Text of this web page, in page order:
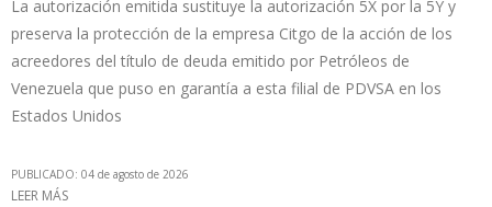
La autorización emitida sustituye la autorización 5X por la 5Y y
preserva la protección de la empresa Citgo de la acción de los
acreedores del título de deuda emitido por Petróleos de
Venezuela que puso en garantía a esta filial de PDVSA en los
Estados Unidos
PUBLICADO: 04 de agosto de 2026
LEER MÁS